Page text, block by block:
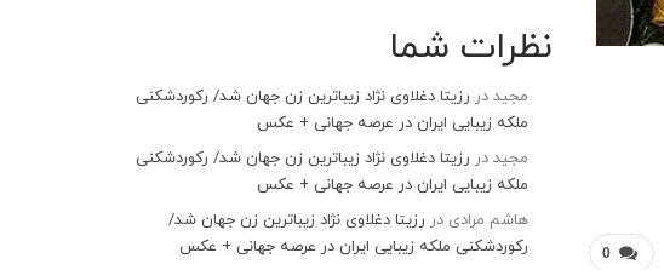
0
نظرات شما
مجیددر رزیتا دغلاوی نژاد زیباترین زن جهان شد/ رکوردشکنی
ملکه زیبایی ایران در عرصه جهانی + عکس
مجیددر رزیتا دغلاوی نژاد زیباترین زن جهان شد/ رکوردشکنی
ملکه زیبایی ایران در عرصه جهانی + عکس
هاشم مرادی در رزیتا دغلاوی نژاد زیباترین زن جهان شد/
رکوردشکنی ملکه زیبایی ایران در عرصه جهانی + عکس